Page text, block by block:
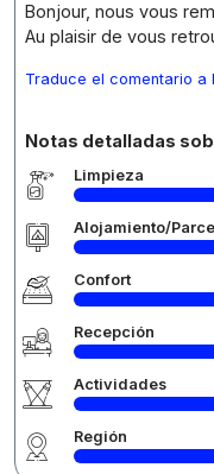
Bonjour, nous vous
Au plaisir de vous
Traduce el comentario a
Notas detalladas
Limpieza
Alojamiento/
Confort
Recepción
Actividades
Región